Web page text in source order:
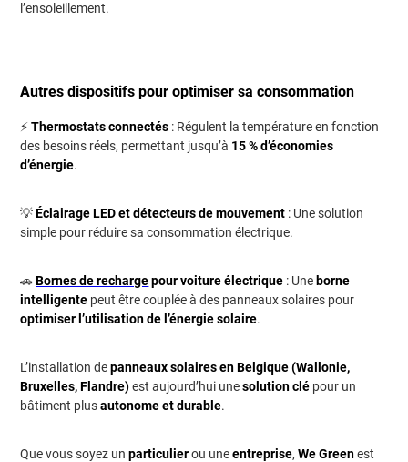
l’ensoleillement.
Autres dispositifs pour optimiser sa consommation
⚡Thermostats connectés : Régulent la température en fonction
des besoins réels, permettant jusqu’à 15 % d’économies
d’énergie.
💡Éclairage LED et détecteurs de mouvement : Une solution
simple pour réduire sa consommation électrique.
🚗Bornes de rechargepour voiture électrique : Une borne
intelligente peut être couplée à des panneaux solaires pour
optimiser l’utilisation de l’énergie solaire.
L’installation depanneaux solaires en Belgique (Wallonie,
Bruxelles, Flandre)est aujourd’hui unesolution clé pour un
bâtiment plusautonome et durable.
Que vous soyez unparticulierou uneentreprise,We Greenest